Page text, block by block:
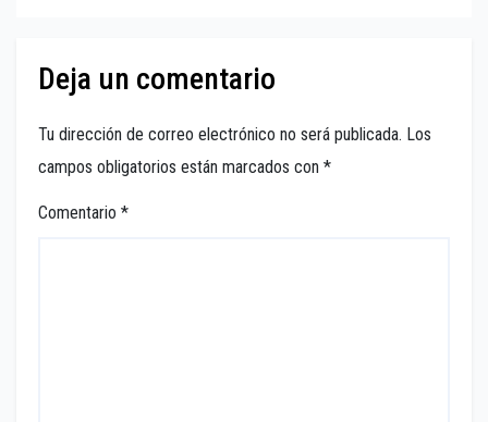
Deja un comentario
Tu dirección de correo electrónico no será publicada. Los
campos obligatorios están marcados con *
Comentario *